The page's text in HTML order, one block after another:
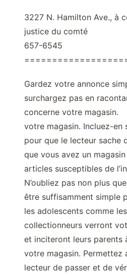
3227 N. Hamilton Ave., à
justice du comté
657-6545
Gardez votre annonce
surchargez pas en
concerne votre magasin.
votre magasin. Incluez-en
pour que le lecteur sache
que vous avez un
articles susceptibles de
N’oubliez pas non plus
être suffisamment simple
les adolescents comme
collectionneurs verront
et inciteront leurs parents
votre magasin. Permettez
lecteur de passer et de